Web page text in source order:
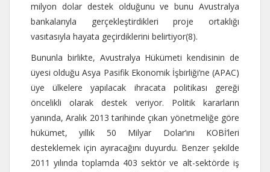
milyon dolar destek olduğunu ve bunu Avustralya
bankalarıyla gerçekleştirdikleri proje ortaklığı
vasıtasıyla hayata geçirdiklerini belirtiyor(8).
Bununla birlikte, Avustralya Hükümeti kendisinin de
üyesi olduğu Asya Pasifik Ekonomik İşbirliği’ne (APAC)
üye ülkelere yapılacak ihracata politikası gereği
öncelikli olarak destek veriyor. Politik kararların
yanında, Aralık 2013 tarihinde çıkan yönetmeliğe göre
hükümet, yıllık 50 Milyar Dolar’ını KOBİ’leri
desteklemek için ayıracağını duyurdu. Benzer şekilde
2011 yılında toplamda 403 sektör ve alt-sektörde iş